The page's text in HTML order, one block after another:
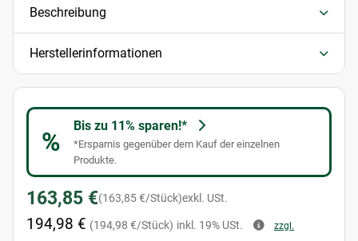
Beschreibung
Herstellerinformationen
%
Bis zu 11% sparen!*
*Ersparnis gegenüber dem Kauf der einzelnen
Produkte.
163,85 €(163,85 €/Stück)exkl. USt.
194,98 € (194,98 €/Stück) inkl. 19% USt.
zzgl.